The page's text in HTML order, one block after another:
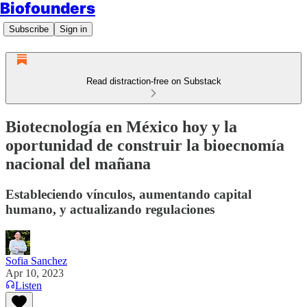
Biofounders
Subscribe Sign in
Read distraction-free on Substack
Biotecnología en México hoy y la
oportunidad de construir la bioecnomía
nacional del mañana
Estableciendo vínculos, aumentando capital
humano, y actualizando regulaciones
Sofia Sanchez
Apr 10, 2023
Listen